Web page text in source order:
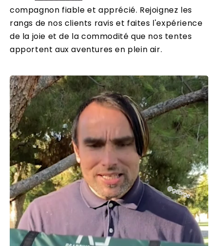
compagnon fiable et apprécié. Rejoignez les
rangs de nos clients ravis et faites l'expérience
de la joie et de la commodité que nos tentes
apportent aux aventures en plein air.